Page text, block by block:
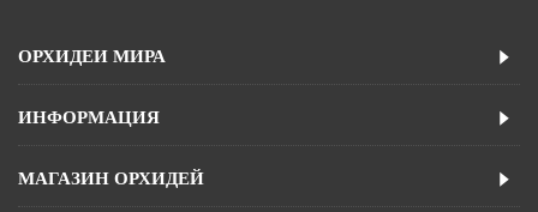
ОРХИДЕИ МИРА
ИНФОРМАЦИЯ
МАГАЗИН ОРХИДЕЙ